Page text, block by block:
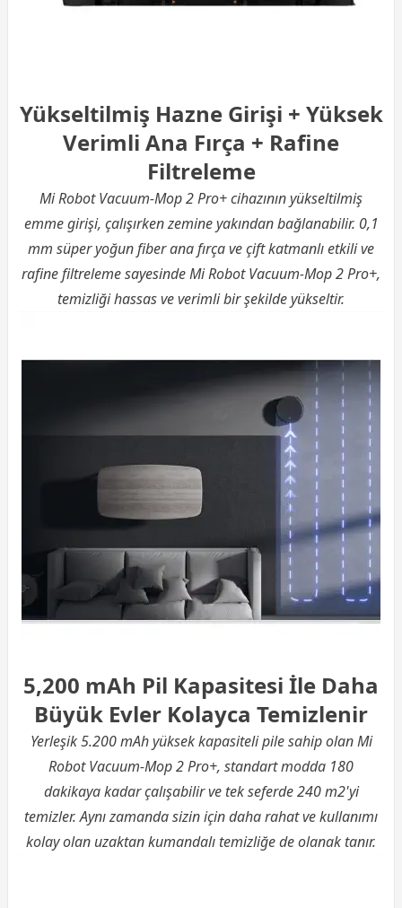
Yükseltilmiş Hazne Girişi + Yüksek
Verimli Ana Fırça + Rafine
Filtreleme
Mi Robot Vacuum-Mop 2 Pro+ cihazının yükseltilmiş
emme girişi, çalışırken zemine yakından bağlanabilir. 0,1
mm süper yoğun fiber ana fırça ve çift katmanlı etkili ve
rafine filtreleme sayesinde Mi Robot Vacuum-Mop 2 Pro+,
temizliği hassas ve verimli bir şekilde yükseltir.
5,200 mAh Pil Kapasitesi İle Daha
Büyük Evler Kolayca Temizlenir
Yerleşik 5.200 mAh yüksek kapasiteli pile sahip olan Mi
Robot Vacuum-Mop 2 Pro+, standart modda 180
dakikaya kadar çalışabilir ve tek seferde 240 m2'yi
temizler. Aynı zamanda sizin için daha rahat ve kullanımı
kolay olan uzaktan kumandalı temizliğe de olanak tanır.